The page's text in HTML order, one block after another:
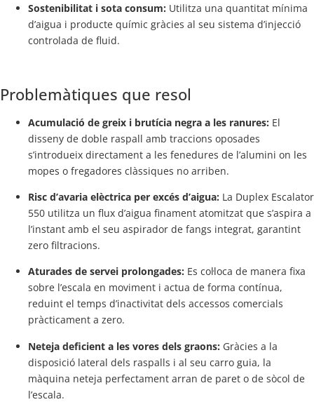
Sostenibilitat i sota consum: Utilitza una quantitat mínima
d’aigua i producte químic gràcies al seu sistema d’injecció
controlada de fluid.
Problemàtiques que resol
Acumulació de greix i brutícia negra a les ranures: El
disseny de doble raspall amb traccions oposades
s’introdueix directament a les fenedures de l’alumini on les
mopes o fregadores clàssiques no arriben.
Risc d’avaria elèctrica per excés d’aigua: La Duplex Escalator
550 utilitza un flux d’aigua finament atomitzat que s’aspira a
l’instant amb el seu aspirador de fangs integrat, garantint
zero filtracions.
Aturades de servei prolongades: Es col·loca de manera fixa
sobre l’escala en moviment i actua de forma contínua,
reduint el temps d’inactivitat dels accessos comercials
pràcticament a zero.
Neteja deficient a les vores dels graons: Gràcies a la
disposició lateral dels raspalls i al seu carro guia, la
màquina neteja perfectament arran de paret o de sòcol de
l’escala.